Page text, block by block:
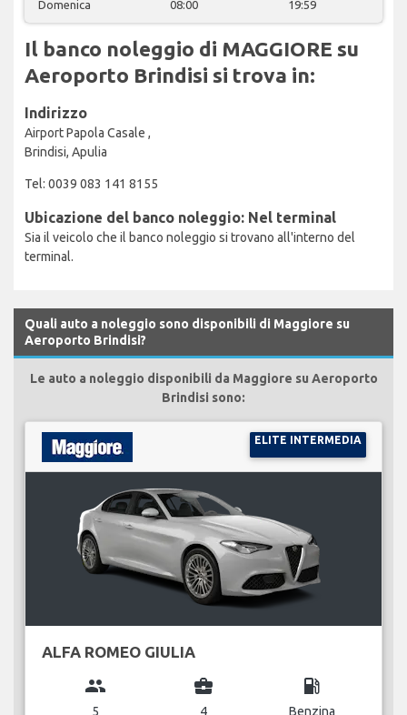
Domenica 08:00 19:59
Il banco noleggio di MAGGIORE su
Aeroporto Brindisi si trova in:
Indirizzo
Airport Papola Casale ,
Brindisi, Apulia
Tel: 0039 083 141 8155
Ubicazione del banco noleggio: Nel terminal
Sia il veicolo che il banco noleggio si trovano all'interno del
terminal.
Quali auto a noleggio sono disponibili di Maggiore su
Aeroporto Brindisi?
Le auto a noleggio disponibili da Maggiore su Aeroporto
Brindisi sono:
ELITE INTERMEDIA
ALFA ROMEO GIULIA
group
5
business_center
4
local_gas_station
Benzina